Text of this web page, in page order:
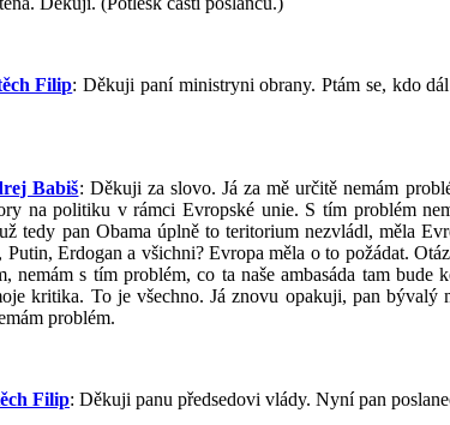
Filip: Děkuji paní ministryni obrany. Ptám se, kdo
Babiš: Děkuji za slovo. Já za mě určitě nemám
na politiku v rámci Evropské unie. S tím problém
tedy pan Obama úplně to teritorium nezvládl, měla
Putin, Erdogan a všichni? Evropa měla o to požádat.
nemám s tím problém, co ta naše ambasáda tam
kritika. To je všechno. Já znovu opakuji, pan bývalý
problém.
Filip: Děkuji panu předsedovi vlády. Nyní pan